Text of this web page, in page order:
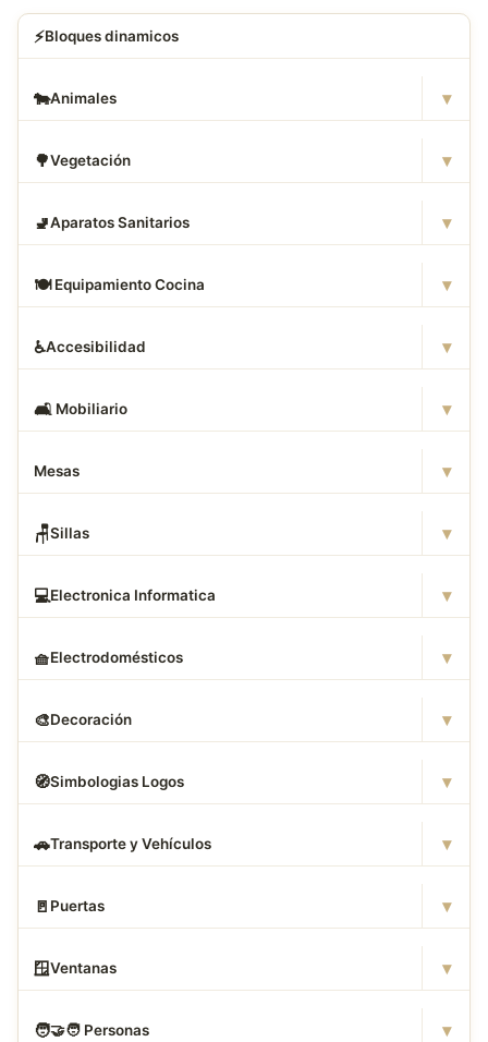
⚡Bloques dinamicos
🐄Animales ▾
🌳Vegetación ▾
🚽Aparatos Sanitarios ▾
🍽️ Equipamiento Cocina ▾
♿Accesibilidad ▾
🛋 ️ Mobiliario ▾
Mesas ▾
🪑Sillas ▾
💻Electronica Informatica ▾
🧺Electrodomésticos ▾
🎨Decoración ▾
🧭Simbologias Logos ▾
🚗Transporte y Vehículos ▾
🚪 Puertas ▾
🪟Ventanas ▾
🧑‍🤝‍🧑 Personas ▾